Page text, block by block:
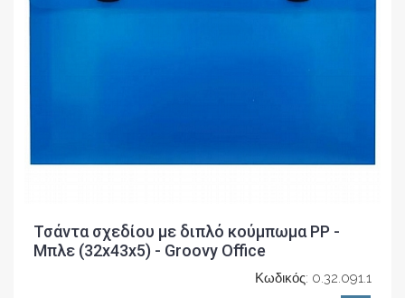
Τσάντα σχεδίου με διπλό κούμπωμα PP -
Μπλε (32x43x5) - Groovy Office
Κωδικός: 0.32.091.1